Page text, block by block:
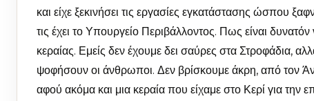
και είχε ξεκινήσει τις εργασίες εγκατάστασης ώσπου
τις έχει το Υπουργείο Περιβάλλοντος. Πως είναι
κεραίας. Εμείς δεν έχουμε δει σαύρες στα Στροφάδια,
ψοφήσουν οι άνθρωποι. Δεν βρίσκουμε άκρη, από τον
αφού ακόμα και μια κεραία που είχαμε στο Κερί για την